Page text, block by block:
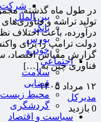
شرکت
بین الملل
بانک
بورس
خودرو
اجتماعی
سلامت
قضایی
محیط زیست
گردشگری
سیاست و اقتصاد
در طول ماه گذشته،
تولید تراشه و فناوری‌های
درآورده، باعث اختلاف
دولت ترامپ را برای
گزارش مقیاس
فناوری چین به […]
۱۲ مرداد ۱۴۰۵
مدیرکل
0 بازدید